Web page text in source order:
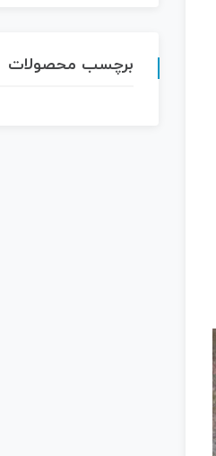
برچسب محصولات